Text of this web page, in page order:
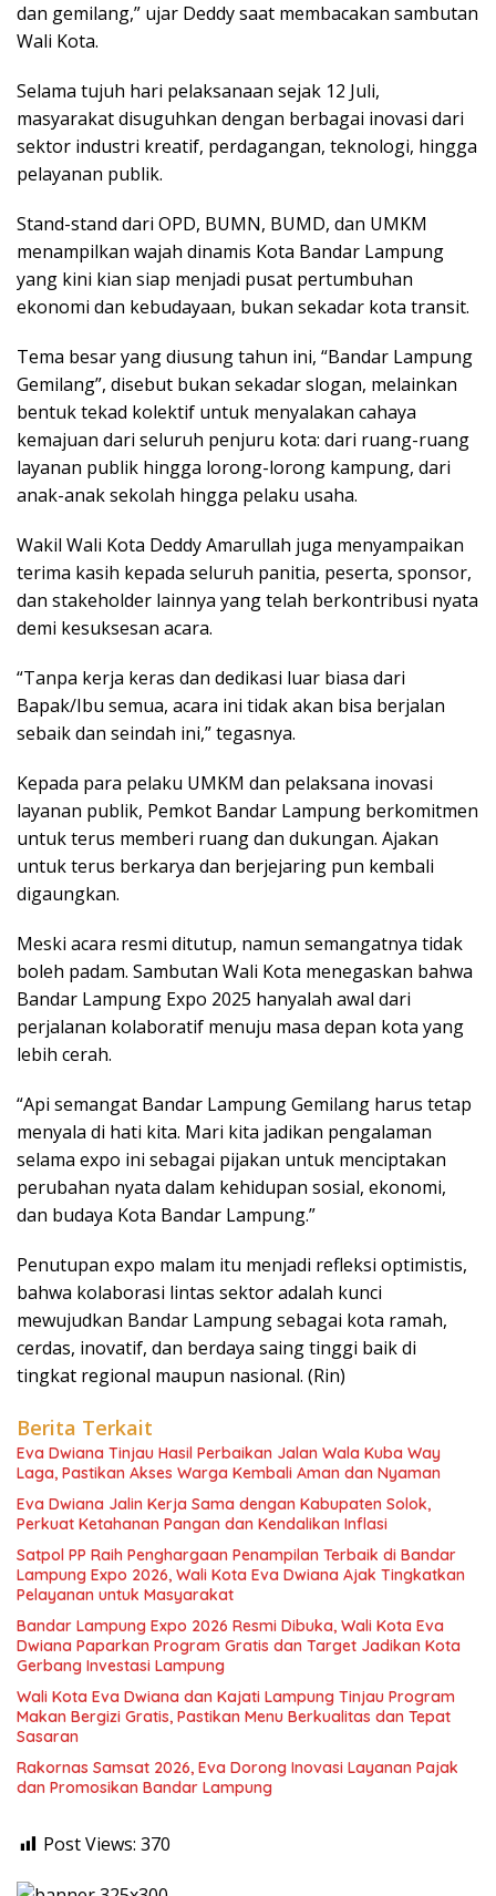
dan gemilang,” ujar Deddy saat membacakan sambutan
Wali Kota.
Selama tujuh hari pelaksanaan sejak 12 Juli,
masyarakat disuguhkan dengan berbagai inovasi dari
sektor industri kreatif, perdagangan, teknologi, hingga
pelayanan publik.
Stand-stand dari OPD, BUMN, BUMD, dan UMKM
menampilkan wajah dinamis Kota Bandar Lampung
yang kini kian siap menjadi pusat pertumbuhan
ekonomi dan kebudayaan, bukan sekadar kota transit.
Tema besar yang diusung tahun ini, “Bandar Lampung
Gemilang”, disebut bukan sekadar slogan, melainkan
bentuk tekad kolektif untuk menyalakan cahaya
kemajuan dari seluruh penjuru kota: dari ruang-ruang
layanan publik hingga lorong-lorong kampung, dari
anak-anak sekolah hingga pelaku usaha.
Wakil Wali Kota Deddy Amarullah juga menyampaikan
terima kasih kepada seluruh panitia, peserta, sponsor,
dan stakeholder lainnya yang telah berkontribusi nyata
demi kesuksesan acara.
“Tanpa kerja keras dan dedikasi luar biasa dari
Bapak/Ibu semua, acara ini tidak akan bisa berjalan
sebaik dan seindah ini,” tegasnya.
Kepada para pelaku UMKM dan pelaksana inovasi
layanan publik, Pemkot Bandar Lampung berkomitmen
untuk terus memberi ruang dan dukungan. Ajakan
untuk terus berkarya dan berjejaring pun kembali
digaungkan.
Meski acara resmi ditutup, namun semangatnya tidak
boleh padam. Sambutan Wali Kota menegaskan bahwa
Bandar Lampung Expo 2025 hanyalah awal dari
perjalanan kolaboratif menuju masa depan kota yang
lebih cerah.
“Api semangat Bandar Lampung Gemilang harus tetap
menyala di hati kita. Mari kita jadikan pengalaman
selama expo ini sebagai pijakan untuk menciptakan
perubahan nyata dalam kehidupan sosial, ekonomi,
dan budaya Kota Bandar Lampung.”
Penutupan expo malam itu menjadi refleksi optimistis,
bahwa kolaborasi lintas sektor adalah kunci
mewujudkan Bandar Lampung sebagai kota ramah,
cerdas, inovatif, dan berdaya saing tinggi baik di
tingkat regional maupun nasional. (Rin)
Berita Terkait
Eva Dwiana Tinjau Hasil Perbaikan Jalan Wala Kuba Way
Laga, Pastikan Akses Warga Kembali Aman dan Nyaman
Eva Dwiana Jalin Kerja Sama dengan Kabupaten Solok,
Perkuat Ketahanan Pangan dan Kendalikan Inflasi
Satpol PP Raih Penghargaan Penampilan Terbaik di Bandar
Lampung Expo 2026, Wali Kota Eva Dwiana Ajak Tingkatkan
Pelayanan untuk Masyarakat
Bandar Lampung Expo 2026 Resmi Dibuka, Wali Kota Eva
Dwiana Paparkan Program Gratis dan Target Jadikan Kota
Gerbang Investasi Lampung
Wali Kota Eva Dwiana dan Kajati Lampung Tinjau Program
Makan Bergizi Gratis, Pastikan Menu Berkualitas dan Tepat
Sasaran
Rakornas Samsat 2026, Eva Dorong Inovasi Layanan Pajak
dan Promosikan Bandar Lampung
Post Views: 370